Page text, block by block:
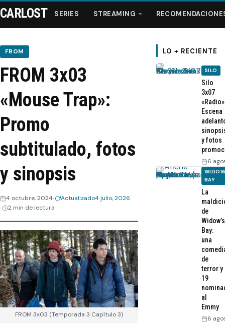
Series
Streaming
Recomendaciones
Webisodios
CARLOST SERIES STREAMING
FROM
FROM 3x03
«Mouse Trap»:
Promo
subtitulado, fotos
y sinopsis
4 octubre, 2024 Actualizado4 julio, 2026
2 min de lectura
FROM 3x03 (Temporada 3 Capítulo 3)
LO + RECIENTE
SILO
Silo
3x07
Escena
y fotos
6
BAY
La
de
Widow’s
Bay:
una
de
terror y
19
al
Emmy
6